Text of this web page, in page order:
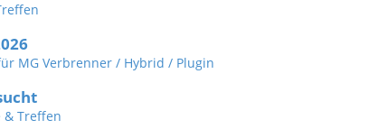
MG Verbrenner / Hybrid / Plugin
& Treffen